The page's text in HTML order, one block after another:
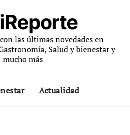
las últimas novedades en
Salud y bienestar y
mucho más
Actualidad